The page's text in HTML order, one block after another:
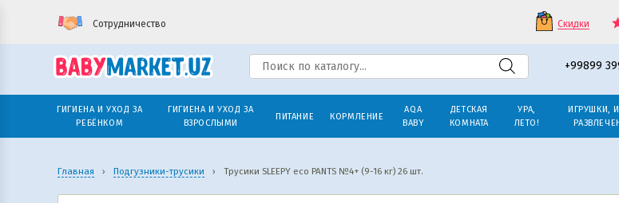
Сотрудничество Скидки
+99899
ГИГИЕНА И УХОД ЗА
РЕБЁНКОМ
ГИГИЕНА И УХОД ЗА
ВЗРОСЛЫМИ
ПИТАНИЕ КОРМЛЕНИЕ
AQA
BABY
ДЕТСКАЯ
КОМНАТА
УРА,
ЛЕТО!
ИГРУШКИ,
Главная › Подгузники-трусики › Трусики SLEEPY eco PANTS №4+ (9-16 кг) 26 шт.